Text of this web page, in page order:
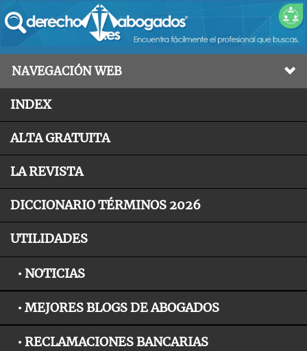
NAVEGACIÓN WEB
INDEX
ALTA GRATUITA
LA REVISTA
DICCIONARIO TÉRMINOS 2026
UTILIDADES
• NOTICIAS
• MEJORES BLOGS DE ABOGADOS
• RECLAMACIONES BANCARIAS